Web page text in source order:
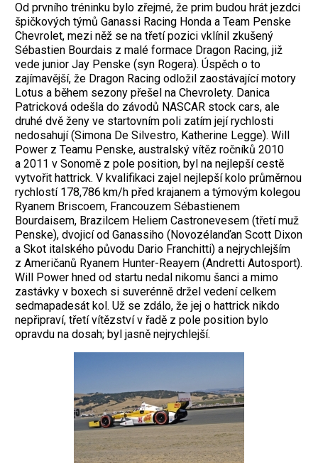
Od prvního tréninku bylo zřejmé, že prim budou hrát jezdci
špičkových týmů Ganassi Racing Honda a Team Penske
Chevrolet, mezi něž se na třetí pozici vklínil zkušený
Sébastien Bourdais z malé formace Dragon Racing, již
vede junior Jay Penske (syn ­Rogera). Úspěch o to
zajímavější, že Dragon Racing odložil zaostávající motory
Lotus a během sezony přešel na Chevrolety. Da­nica
Patricková odešla do závodů NASCAR stock cars, ale
druhé dvě ženy ve startovním poli zatím její rychlosti
nedosahují (Simona De Silvestro, Katherine Legge). Will
Power z Teamu Penske, australský vítěz ročníků 2010
a 2011 v Sonomě z pole position, byl na nejlepší cestě
vytvořit hattrick. V kvalifikaci zajel nejlepší kolo průměrnou
rychlostí 178,786 km/h před krajanem a týmovým ­kolegou
Ryanem Briscoem, Francouzem ­Sébastienem
Bourdaisem, Brazilcem Heliem Castronevesem (třetí muž
Penske), dvojicí od Ganassiho (Novozélanďan Scott Dixon
a Skot italského původu Dario Franchitti) a nejrychlejším
z Američanů Ryanem ­Hunter-Reayem (Andretti Autosport).
Will Power hned od startu nedal nikomu šanci a mimo
zastávky v boxech si suverénně držel vedení celkem
sedmapadesát kol. Už se zdálo, že jej o hattrick ­nikdo
nepřipraví, třetí vítězství v řadě z pole position bylo
opravdu na dosah; byl jasně nejrychlejší.